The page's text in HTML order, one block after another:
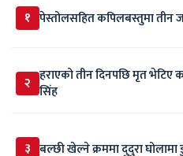
१ पेस्तोलसहित कपिलबस्तुमा तीन
२ हराएको तीन दिनपछि मृत भेटिए
सिंह
३ बल्छी खेल्ने क्रममा दुदुरा